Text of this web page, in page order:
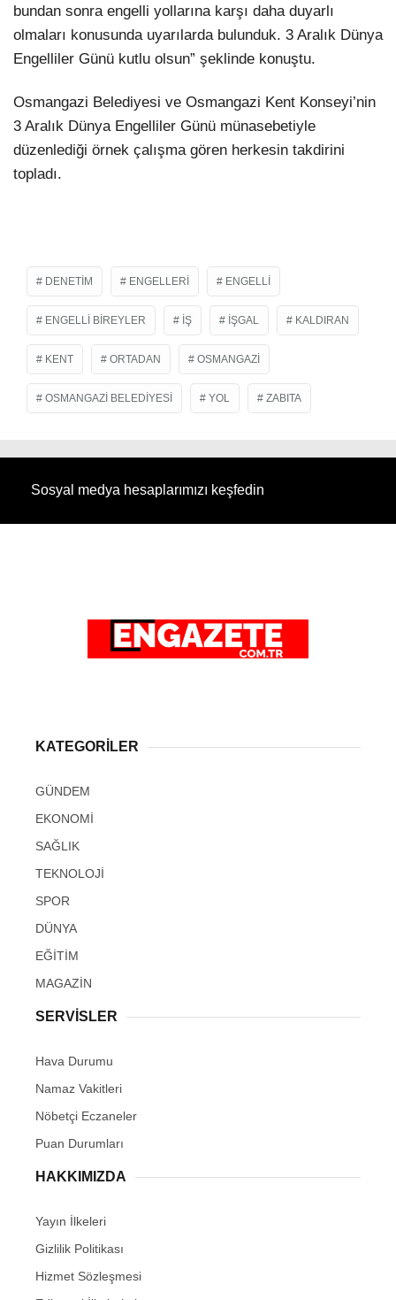
bundan sonra engelli yollarına karşı daha duyarlı
olmaları konusunda uyarılarda bulunduk. 3 Aralık Dünya
Engelliler Günü kutlu olsun” şeklinde konuştu.
Osmangazi Belediyesi ve Osmangazi Kent Konseyi’nin
3 Aralık Dünya Engelliler Günü münasebetiyle
düzenlediği örnek çalışma gören herkesin takdirini
topladı.
DENETIM ENGELLERI ENGELLI
ENGELLI BIREYLER İŞ IŞGAL KALDIRAN
KENT ORTADAN OSMANGAZI
OSMANGAZI BELEDIYESI YOL ZABITA
Sosyal medya hesaplarımızı keşfedin
KATEGORİLER
GÜNDEM
EKONOMİ
SAĞLIK
TEKNOLOJİ
SPOR
DÜNYA
EĞİTİM
MAGAZİN
SERVİSLER
Hava Durumu
Namaz Vakitleri
Nöbetçi Eczaneler
Puan Durumları
HAKKIMIZDA
Yayın İlkeleri
Gizlilik Politikası
Hizmet Sözleşmesi